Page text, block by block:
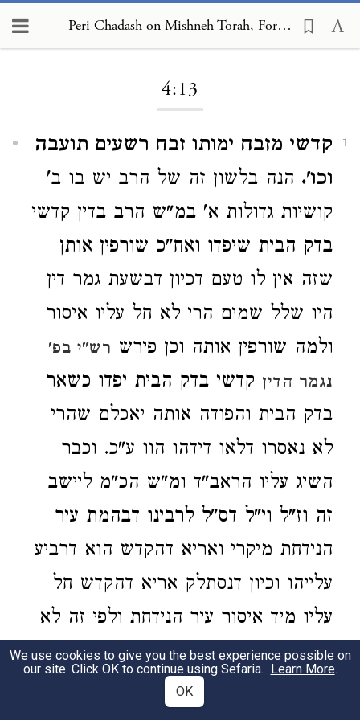
Peri Chadash on Mishneh Torah, Foreign Worship and Customs of the Nations 4:13
4:13
1
קדשי מזבח ימותו זבח רשעים תועבה
וכו'. הנה בלשון זה של הרב יש בו ב'
קושיות גדולות א' במ"ש הרב בדין קדשי
בדק הבית שיפדו ואח"כ שורפין אותן
שזה אין לו טעם דכיון דבשעת גמר דין
היו שלל שמים הרי לא חל עליו איסור
ולמה שורפין אותה וכן פירש רש"י בפ'
נגמר הדין קדשי בדק הבית יפדו כשאר
בדק הבית והפודה אותה יאכלם שהרי
לא נאסרו דלאו דידהו הוו ע"כ. וכבר
השיג עליו הראב"ד ומ"ש הכ"מ ליישב
זה וז"ל וי"ל דס"ל לרבינו דבהמת עיר
הנידחת מיקרי ואריא דהקדש הוא דרביע
עלייהו וכיון דנסתלק אריא דהקדש חל
עליו מיד איסור עיר הנידחת ולפי זה לא
קאי ואח"כ שורפין אלא אקדשי בדק
הבית עכ"ל. ואין זה כלום דא"כ למה
We use cookies to give you the best experience possible on
our site. Click OK to continue using Sefaria. Learn More.
OK